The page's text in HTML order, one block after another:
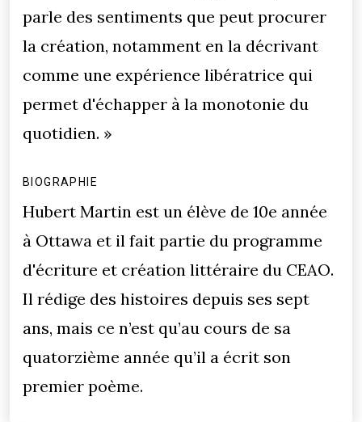
parle des sentiments que peut procurer
la création, notamment en la décrivant
comme une expérience libératrice qui
permet d'échapper à la monotonie du
quotidien. »
BIOGRAPHIE
Hubert Martin est un élève de 10e année
à Ottawa et il fait partie du programme
d'écriture et création littéraire du CEAO.
Il rédige des histoires depuis ses sept
ans, mais ce n’est qu’au cours de sa
quatorzième année qu’il a écrit son
premier poème.